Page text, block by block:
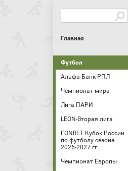
Главная
Футбол
Альфа-Банк РПЛ
Чемпионат мира
Лига ПАРИ
LEON-Вторая лига
FONBET Кубок России
по футболу сезона
2026-2027 гг.
Чемпионат Европы